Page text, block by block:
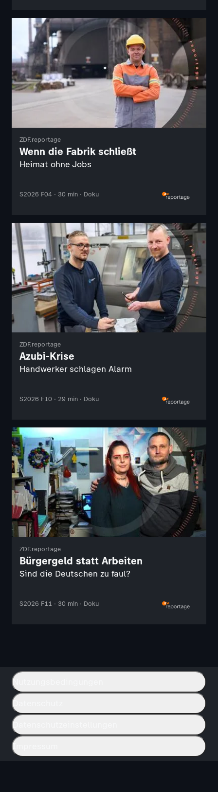
ZDF.reportage
Wenn die Fabrik schließt
Heimat ohne Jobs
S2026 F04 · 30 min · Doku
ZDF.reportage
Azubi-Krise
Handwerker schlagen Alarm
S2026 F10 · 29 min · Doku
ZDF.reportage
Bürgergeld statt Arbeiten
Sind die Deutschen zu faul?
S2026 F11 · 30 min · Doku
Nutzungsbedingungen
Datenschutz
Datenschutzeinstellungen
Impressum